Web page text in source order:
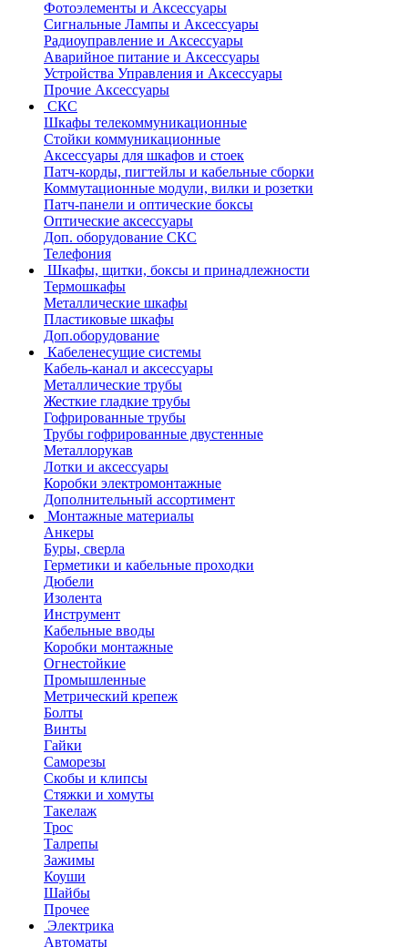
Фотоэлементы и Аксессуары
Сигнальные Лампы и Аксессуары
Радиоуправление и Аксессуары
Аварийное питание и Аксессуары
Устройства Управления и Аксессуары
Прочие Аксессуары
СКС
Шкафы телекоммуникационные
Стойки коммуникационные
Аксессуары для шкафов и стоек
Патч-корды, пигтейлы и кабельные сборки
Коммутационные модули, вилки и розетки
Патч-панели и оптические боксы
Оптические аксессуары
Доп. оборудование СКС
Телефония
Шкафы, щитки, боксы и принадлежности
Термошкафы
Металлические шкафы
Пластиковые шкафы
Доп.оборудование
Кабеленесущие системы
Кабель-канал и аксессуары
Металлические трубы
Жесткие гладкие трубы
Гофрированные трубы
Трубы гофрированные двустенные
Металлорукав
Лотки и аксессуары
Коробки электромонтажные
Дополнительный ассортимент
Монтажные материалы
Анкеры
Буры, сверла
Герметики и кабельные проходки
Дюбели
Изолента
Инструмент
Кабельные вводы
Коробки монтажные
Огнестойкие
Промышленные
Метрический крепеж
Болты
Винты
Гайки
Саморезы
Скобы и клипсы
Стяжки и хомуты
Такелаж
Трос
Талрепы
Зажимы
Коуши
Шайбы
Прочее
Электрика
Автоматы